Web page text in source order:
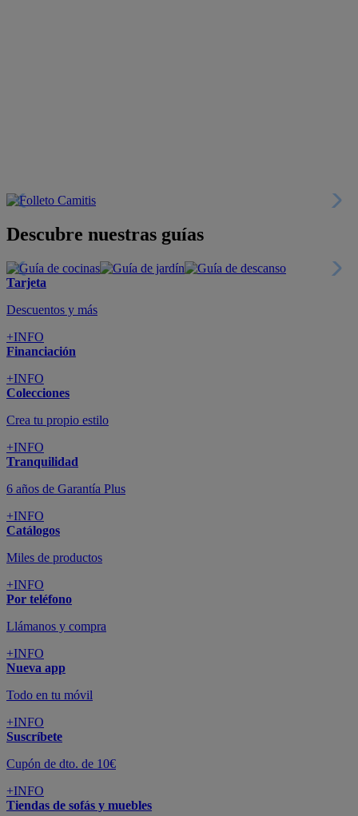
Descubre nuestras guías
Tarjeta
Descuentos y más
+INFO
Financiación
+INFO
Colecciones
Crea tu propio estilo
+INFO
Tranquilidad
6 años de Garantía Plus
+INFO
Catálogos
Miles de productos
+INFO
Por teléfono
Llámanos y compra
+INFO
Nueva app
Todo en tu móvil
+INFO
Suscríbete
Cupón de dto. de 10€
+INFO
Tiendas de sofás y muebles